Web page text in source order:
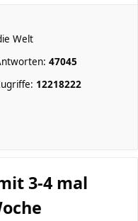
Welt
47045
12218222
3-4 mal